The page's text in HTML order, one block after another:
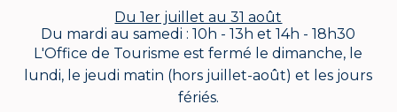
Du 1er juillet au 31 août
Du mardi au samedi : 10h - 13h et 14h - 18h30
L'Office de Tourisme est fermé le dimanche, le
lundi, le jeudi matin (hors juillet-août) et les jours
fériés.